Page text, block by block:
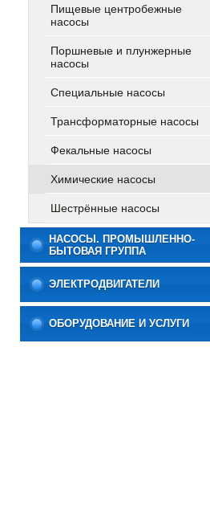
Пищевые центробежные
насосы
Поршневые и плунжерные
насосы
Специальные насосы
Трансформаторные насосы
Фекальные насосы
Химические насосы
Шестрённые насосы
НАСОСЫ. ПРОМЫШЛЕННО-
БЫТОВАЯ ГРУППА
ЭЛЕКТРОДВИГАТЕЛИ
ОБОРУДОВАНИЕ И УСЛУГИ